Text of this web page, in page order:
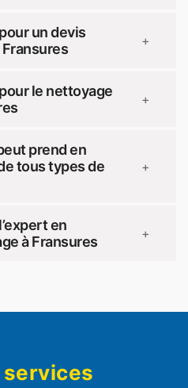
un devis
+
le nettoyage
+
prend en
tous types de
+
en
à Fransures
+